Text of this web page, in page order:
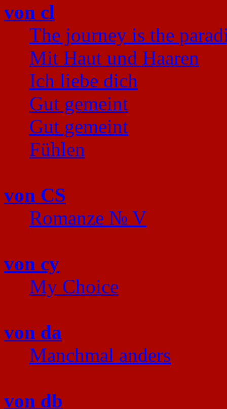
von cl
The journey is the
Mit Haut und Haaren
Ich liebe dich
Gut gemeint
Gut gemeint
Fühlen
von CS
Romanze № V
von cy
My Choice
von da
Manchmal anders
von db